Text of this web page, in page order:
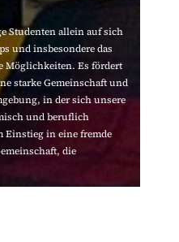
Studenten allein auf sich
und insbesondere das
Möglichkeiten. Es fördert
starke Gemeinschaft und
in der sich unsere
und beruflich
Einstieg in eine fremde
die